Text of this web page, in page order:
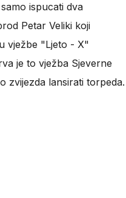
ispucati dva
Petar Veliki koji
vježbe "Ljeto - X"
je to vježba Sjeverne
zvijezda lansirati torpeda.